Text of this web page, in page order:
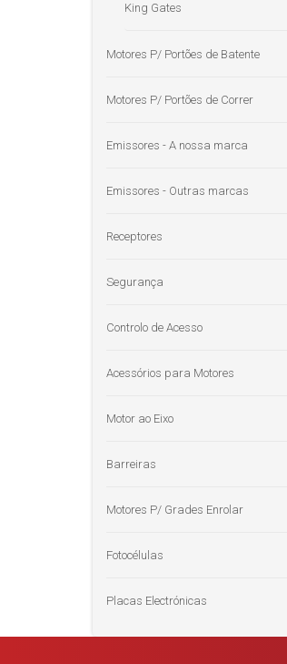
King Gates
Motores P/ Portões de Batente
Motores P/ Portões de Correr
Emissores - A nossa marca
Emissores - Outras marcas
Receptores
Segurança
Controlo de Acesso
Acessórios para Motores
Motor ao Eixo
Barreiras
Motores P/ Grades Enrolar
Fotocélulas
Placas Electrónicas